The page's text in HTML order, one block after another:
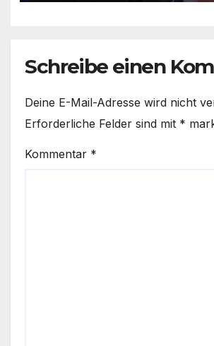
Schreibe einen
Deine E-Mail-Adresse wird nicht
Erforderliche Felder sind mit *
Kommentar *